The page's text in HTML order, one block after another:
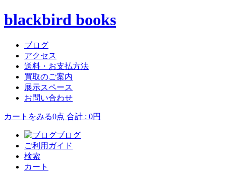
blackbird books
ブログ
アクセス
送料・お支払方法
買取のご案内
展示スペース
お問い合わせ
カートをみる0点 合計 : 0円
ブログ
ご利用ガイド
検索
カート